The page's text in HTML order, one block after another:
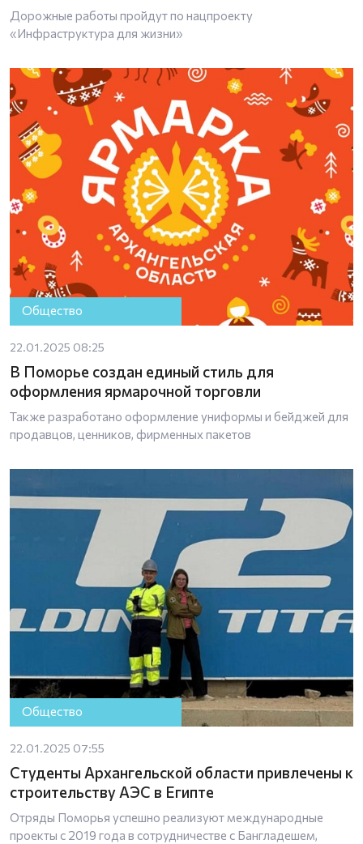
Дорожные работы пройдут по нацпроекту
«Инфраструктура для жизни»
Общество
22.01.2025 08:25
В Поморье создан единый стиль для
оформления ярмарочной торговли
Также разработано оформление униформы и бейджей для
продавцов, ценников, фирменных пакетов
Общество
22.01.2025 07:55
Студенты Архангельской области привлечены к
строительству АЭС в Египте
Отряды Поморья успешно реализуют международные
проекты с 2019 года в сотрудничестве с Бангладешем,